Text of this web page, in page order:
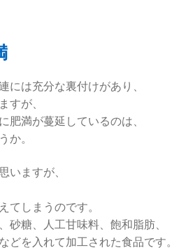
には充分な裏付けがあり、
すが、
肥満が蔓延しているのは、
か。
いますが、
てしまうのです。
砂糖、人工甘味料、飽和脂肪、
どを入れて加工された食品です。